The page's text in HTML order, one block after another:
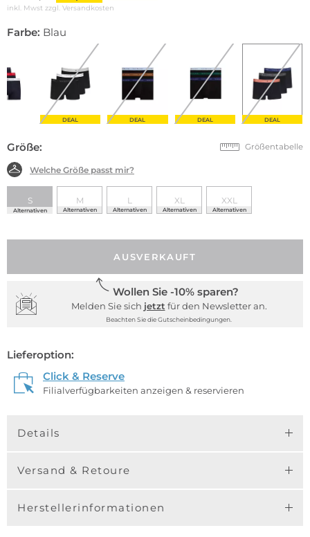
inkl. Mwst zzgl. Versandkosten
Farbe: Blau
DEAL DEAL DEAL DEAL
Größe: Größentabelle
Welche Größe passt mir?
S
Alternativen
M
Alternativen
L
Alternativen
XL
Alternativen
XXL
Alternativen
AUSVERKAUFT
Wollen Sie -10% sparen?
Melden Sie sich jetzt für den Newsletter an.
Beachten Sie die Gutscheinbedingungen.
Lieferoption:
Click & Reserve
Filialverfügbarkeiten anzeigen & reservieren
Details
Versand & Retoure
Herstellerinformationen